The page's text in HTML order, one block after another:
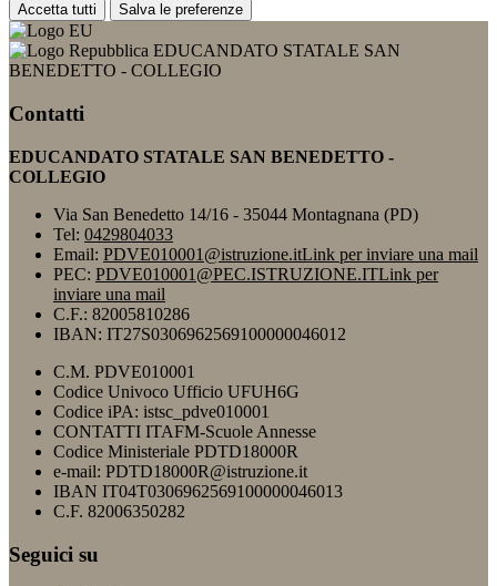
Accetta tutti Salva le preferenze
EDUCANDATO STATALE SAN
BENEDETTO - COLLEGIO
Contatti
EDUCANDATO STATALE SAN BENEDETTO -
COLLEGIO
Via San Benedetto 14/16 - 35044 Montagnana (PD)
Tel: 0429804033
Email: PDVE010001@istruzione.itLink per inviare una mail
PEC: PDVE010001@PEC.ISTRUZIONE.ITLink per
inviare una mail
C.F.: 82005810286
IBAN: IT27S0306962569100000046012
C.M. PDVE010001
Codice Univoco Ufficio UFUH6G
Codice iPA: istsc_pdve010001
CONTATTI ITAFM-Scuole Annesse
Codice Ministeriale PDTD18000R
e-mail: PDTD18000R@istruzione.it
IBAN IT04T0306962569100000046013
C.F. 82006350282
Seguici su